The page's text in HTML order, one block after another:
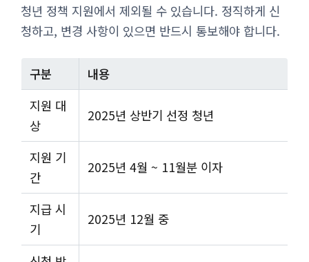
청년 정책 지원에서 제외될 수 있습니다. 정직하게 신
청하고, 변경 사항이 있으면 반드시 통보해야 합니다.
구분
내용
지원 대
상
2025년 상반기 선정 청년
지원 기
간
2025년 4월 ~ 11월분 이자
지급 시
기
2025년 12월 중